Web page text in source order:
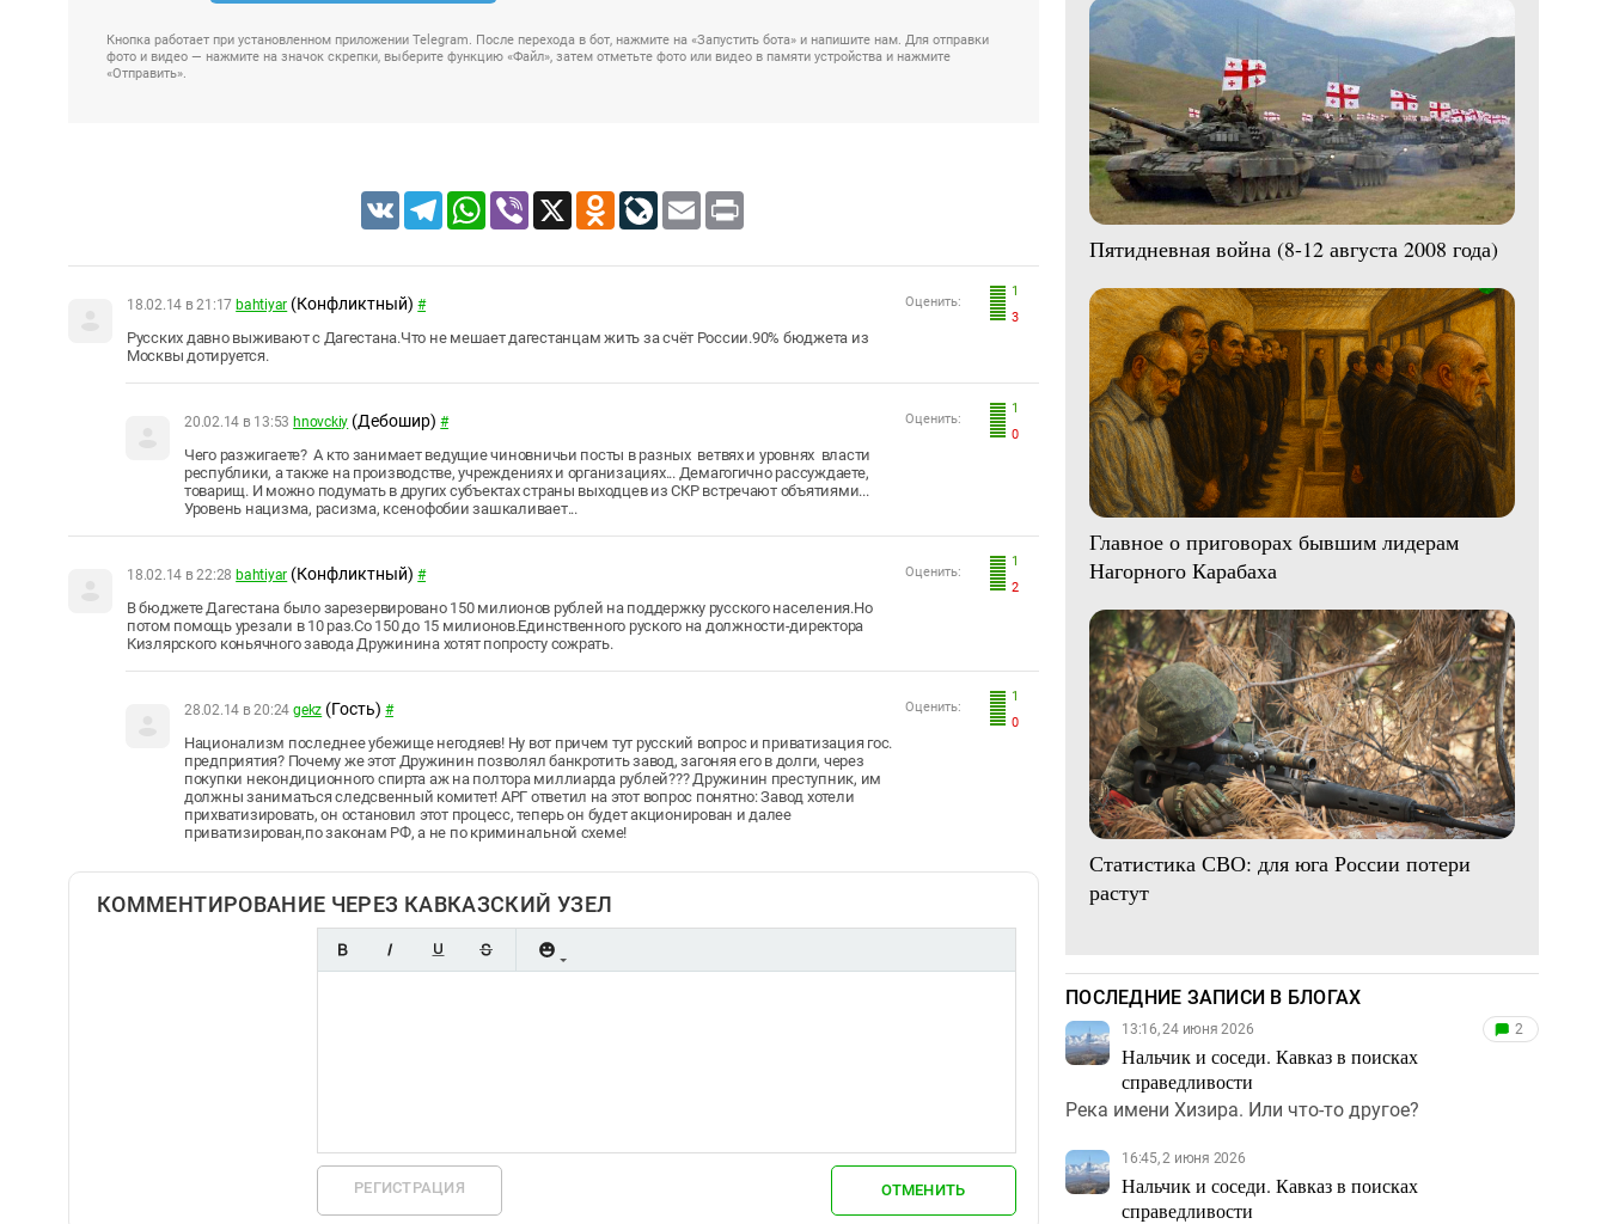
Кнопка работает при установленном приложении Telegram. После перехода в бот, нажмите на «Запустить бота» и напишите нам. Для отправки
фото и видео — нажмите на значок скрепки, выберите функцию «Файл», затем отметьте фото или видео в памяти устройства и нажмите
«Отправить».
VK TelegramWhatsApp
Viber X Odnoklassniki
LiveJournal
Email
1
3
Оценить:
18.02.14 в 21:17 bahtiyar (Конфликтный) #
Русских давно выживают с Дагестана.Что не мешает дагестанцам жить за счёт России.90% бюджета из
Москвы дотируется.
1
0
Оценить:
20.02.14 в 13:53 hnovckiy (Дебошир) #
Чего разжигаете? А кто занимает ведущие чиновничьи посты в разных ветвях и уровнях власти
республики, а также на производстве, учреждениях и организациях... Демагогично рассуждаете,
товарищ. И можно подумать в других субъектах страны выходцев из СКР встречают объятиями...
Уровень нацизма, расизма, ксенофобии зашкаливает...
1
2
Оценить:
18.02.14 в 22:28 bahtiyar (Конфликтный) #
В бюджете Дагестана было зарезервировано 150 милионов рублей на поддержку русского населения.Но
потом помощь урезали в 10 раз.Со 150 до 15 милионов.Единственного руского на должности-директора
Кизлярского коньячного завода Дружинина хотят попросту сожрать.
1
0
Оценить:
28.02.14 в 20:24 gekz (Гость) #
Национализм последнее убежище негодяев! Ну вот причем тут русский вопрос и приватизация гос.
предприятия? Почему же этот Дружинин позволял банкротить завод, загоняя его в долги, через
покупки некондиционного спирта аж на полтора миллиарда рублей??? Дружинин преступник, им
должны заниматься следсвенный комитет! АРГ ответил на этот вопрос понятно: Завод хотели
прихватизировать, он остановил этот процесс, теперь он будет акционирован и далее
приватизирован,по законам РФ, а не по криминальной схеме!
КОММЕНТИРОВАНИЕ ЧЕРЕЗ КАВКАЗСКИЙ УЗЕЛ
РЕГИСТРАЦИЯ ОТМЕНИТЬ
Пятидневная война (8-12 августа 2008 года)
Главное о приговорах бывшим лидерам
Нагорного Карабаха
Статистика СВО: для юга России потери
растут
ПОСЛЕДНИЕ ЗАПИСИ В БЛОГАХ
13:16, 24 июня 2026
Нальчик и соседи. Кавказ в поисках
справедливости
2
Река имени Хизира. Или что-то другое?
16:45, 2 июня 2026
Нальчик и соседи. Кавказ в поисках
справедливости